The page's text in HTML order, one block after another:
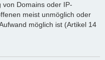
Domains oder IP-
meist unmöglich oder
möglich ist (Artikel 14